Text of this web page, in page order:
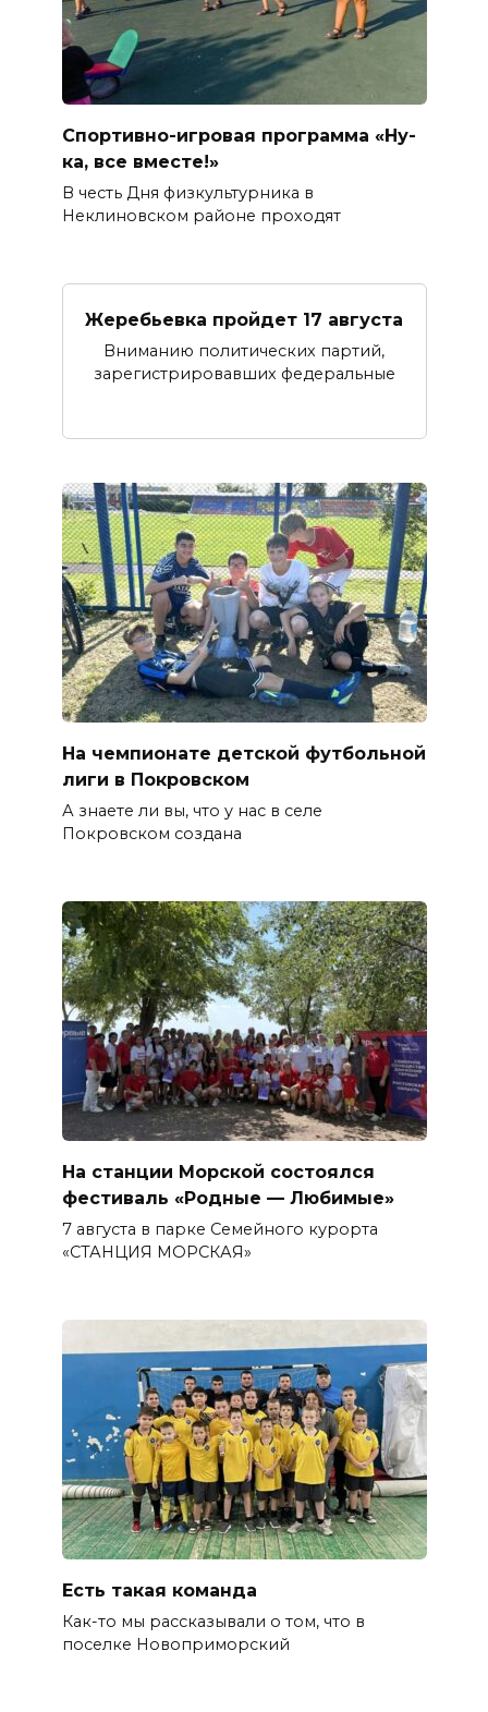
Спортивно-игровая программа «Ну-
ка, все вместе!»
В честь Дня физкультурника в
Неклиновском районе проходят
Жеребьевка пройдет 17 августа
Вниманию политических партий,
зарегистрировавших федеральные
На чемпионате детской футбольной
лиги в Покровском
А знаете ли вы, что у нас в селе
Покровском создана
На станции Морской состоялся
фестиваль «Родные — Любимые»
7 августа в парке Семейного курорта
«СТАНЦИЯ МОРСКАЯ»
Есть такая команда
Как-то мы рассказывали о том, что в
поселке Новоприморский